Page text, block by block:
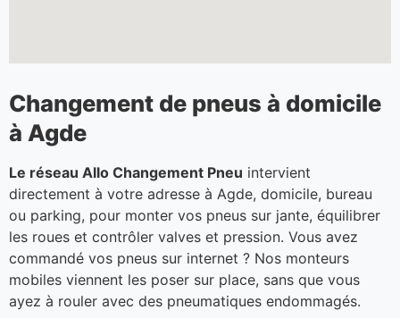
Changement de pneus à domicile
à Agde
Le réseau Allo Changement Pneu intervient
directement à votre adresse à Agde, domicile, bureau
ou parking, pour monter vos pneus sur jante, équilibrer
les roues et contrôler valves et pression. Vous avez
commandé vos pneus sur internet ? Nos monteurs
mobiles viennent les poser sur place, sans que vous
ayez à rouler avec des pneumatiques endommagés.